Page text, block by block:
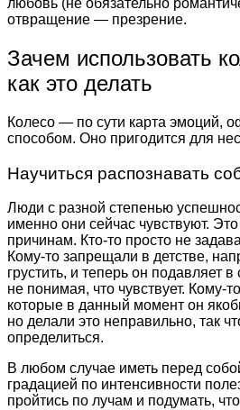
любовь (не обязательно
отвращение — презрение.
Зачем использовать
как это делать
Колесо — по сути карта эмоций,
способом. Оно пригодится для
Научиться распознавать
Люди с разной степенью
именно они сейчас чувствуют.
причинам. Кто-то просто не
Кому-то запрещали в детстве,
грустить, и теперь он подавляет
не понимая, что чувствует. Кому-
которые в данный момент он
но делали это неправильно, так
определиться.
В любом случае иметь перед
градацией по интенсивности
пройтись по лучам и подумать,